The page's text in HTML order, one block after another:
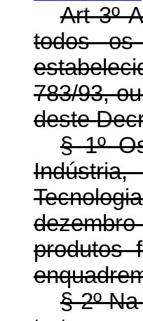
Art 3º
todos os
783/93,
deste
§ 1º
produtos
§ 2º